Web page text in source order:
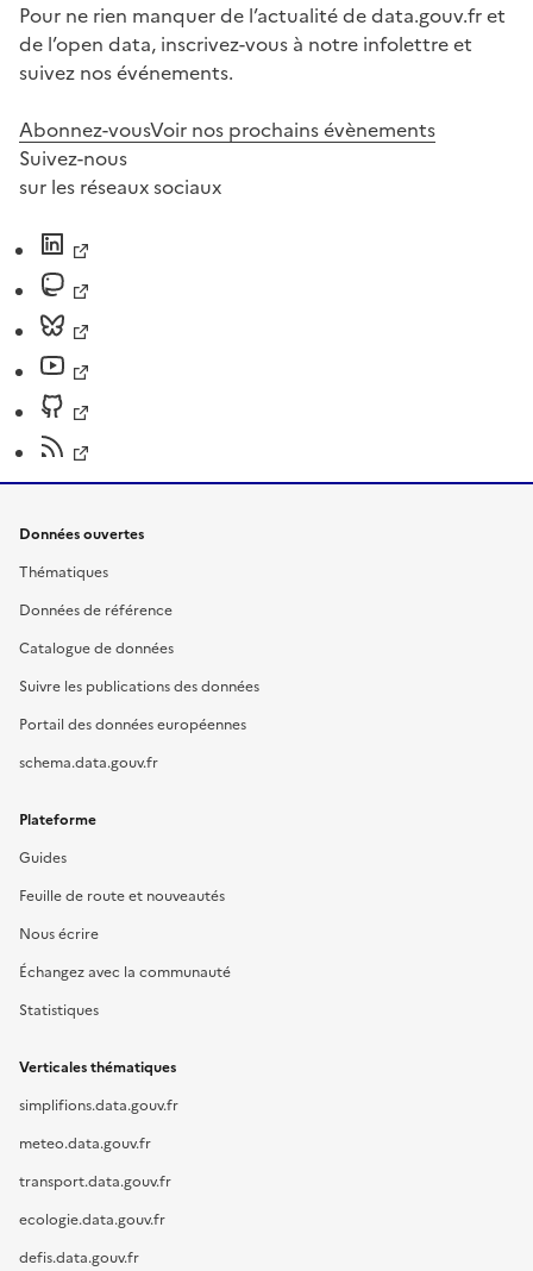
Pour ne rien manquer de l’actualité de data.gouv.fr et
de l’open data, inscrivez-vous à notre infolettre et
suivez nos événements.
Abonnez-vousVoir nos prochains évènements
Suivez-nous
sur les réseaux sociaux
Données ouvertes
Thématiques
Données de référence
Catalogue de données
Suivre les publications des données
Portail des données européennes
schema.data.gouv.fr
Plateforme
Guides
Feuille de route et nouveautés
Nous écrire
Échangez avec la communauté
Statistiques
Verticales thématiques
simplifions.data.gouv.fr
meteo.data.gouv.fr
transport.data.gouv.fr
ecologie.data.gouv.fr
defis.data.gouv.fr